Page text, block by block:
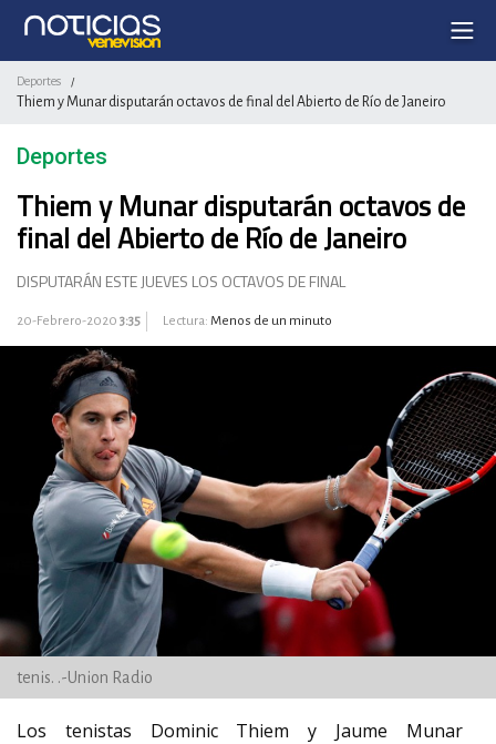
Deportes /
Thiem y Munar disputarán octavos de final del Abierto de Río de Janeiro
Deportes
Thiem y Munar disputarán octavos de
final del Abierto de Río de Janeiro
DISPUTARÁN ESTE JUEVES LOS OCTAVOS DE FINAL
20-Febrero-2020 3:35 Lectura: Menos de un minuto
tenis. .-Union Radio
Los tenistas Dominic Thiem y Jaume Munar